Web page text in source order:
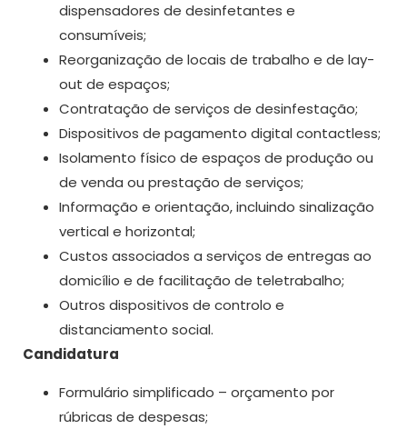
dispensadores de desinfetantes e
consumíveis;
Reorganização de locais de trabalho e de lay-
out de espaços;
Contratação de serviços de desinfestação;
Dispositivos de pagamento digital contactless;
Isolamento físico de espaços de produção ou
de venda ou prestação de serviços;
Informação e orientação, incluindo sinalização
vertical e horizontal;
Custos associados a serviços de entregas ao
domicílio e de facilitação de teletrabalho;
Outros dispositivos de controlo e
distanciamento social.
Candidatura
Formulário simplificado – orçamento por
rúbricas de despesas;